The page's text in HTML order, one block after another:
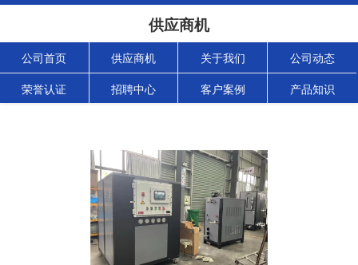
供应商机
公司首页 供应商机 关于我们 公司动态
荣誉认证 招聘中心 客户案例 产品知识